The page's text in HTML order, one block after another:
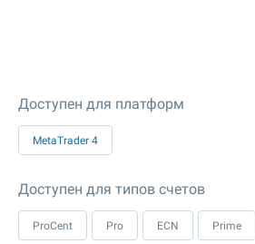
Доступен для платформ
MetaTrader 4
Доступен для типов счетов
ProCent Pro ECN Prime